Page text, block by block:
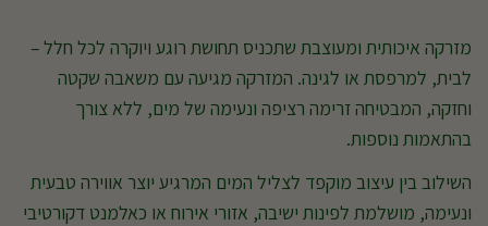
מזרקה איכותית ומעוצבת שתכניס תחושת רוגע ויוקרה לכל חלל –
לבית, למרפסת או לגינה. המזרקה מגיעה עם משאבה שקטה
וחזקה, המבטיחה זרימה רציפה ונעימה של מים, ללא צורך
בהתאמות נוספות.
השילוב בין עיצוב מוקפד לצליל המים המרגיע יוצר אווירה טבעית
ונעימה, מושלמת לפינות ישיבה, אזורי אירוח או כאלמנט דקורטיבי